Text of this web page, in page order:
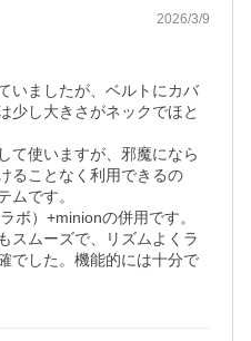
2026/3/9
いましたが、ベルトにカバ
少し大きさがネックでほと
て使いますが、邪魔になら
ることなく利用できるの
ムです。
ボ）+minionの併用です。
スムーズで、リズムよくラ
でした。機能的には十分で